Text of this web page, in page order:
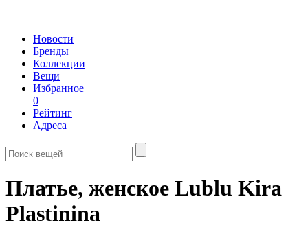
Новости
Бренды
Коллекции
Вещи
Избранное
0
Рейтинг
Адреса
Платье, женское Lublu Kira
Plastinina